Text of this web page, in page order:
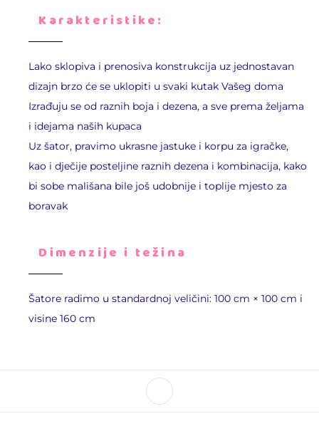
Karakteristike:
Lako sklopiva i prenosiva konstrukcija uz jednostavan
dizajn brzo će se uklopiti u svaki kutak Vašeg doma
Izrađuju se od raznih boja i dezena, a sve prema željama
i idejama naših kupaca
Uz šator, pravimo ukrasne jastuke i korpu za igračke,
kao i dječije posteljine raznih dezena i kombinacija, kako
bi sobe mališana bile još udobnije i toplije mjesto za
boravak
Dimenzije i težina
Šatore radimo u standardnoj veličini: 100 cm × 100 cm i
visine 160 cm